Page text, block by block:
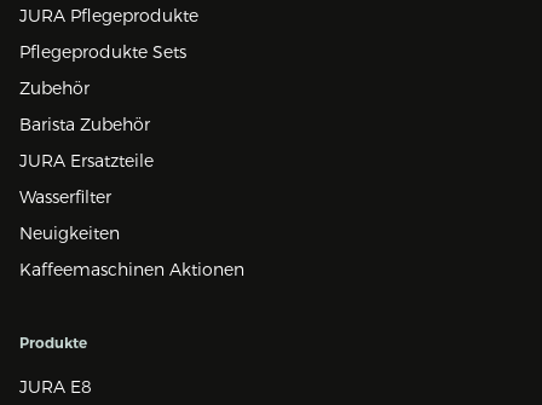
JURA Pflegeprodukte
Pflegeprodukte Sets
Zubehör
Barista Zubehör
JURA Ersatzteile
Wasserfilter
Neuigkeiten
Kaffeemaschinen Aktionen
Produkte
JURA E8